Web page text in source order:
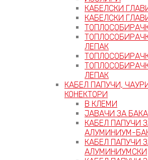
КАБЕЛСКИ
КАБЕЛСКИ
ЛЕПАК
ЛЕПАК
КАБЕЛ ПАПУЧИ,
КОНЕКТОРИ
В КЛЕМИ
ЈАВАЧИ ЗА
КАБЕЛ ПАПУЧИ
АЛУМИНИУМ-
КАБЕЛ ПАПУЧИ
АЛУМИНИУМСКИ